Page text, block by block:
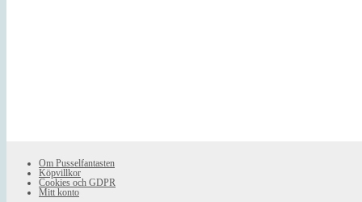
Om Pusselfantasten
Köpvillkor
Cookies och GDPR
Mitt konto